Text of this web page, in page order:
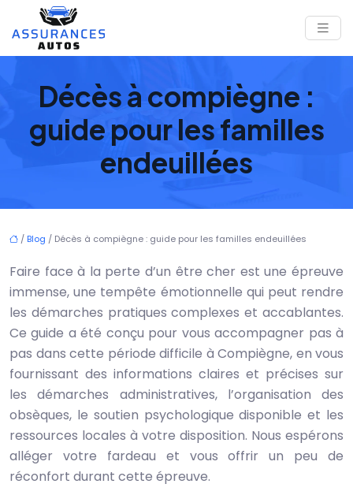
Décès à compiègne :
guide pour les familles
endeuillées
/ Blog / Décès à compiègne : guide pour les familles endeuillées
Faire face à la perte d’un être cher est une épreuve
immense, une tempête émotionnelle qui peut rendre
les démarches pratiques complexes et accablantes.
Ce guide a été conçu pour vous accompagner pas à
pas dans cette période difficile à Compiègne, en vous
fournissant des informations claires et précises sur
les démarches administratives, l’organisation des
obsèques, le soutien psychologique disponible et les
ressources locales à votre disposition. Nous espérons
alléger votre fardeau et vous offrir un peu de
réconfort durant cette épreuve.